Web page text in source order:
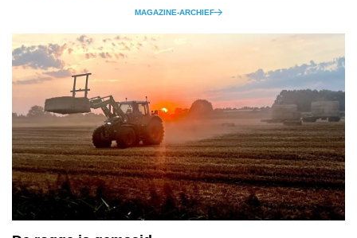
MAGAZINE-ARCHIEF